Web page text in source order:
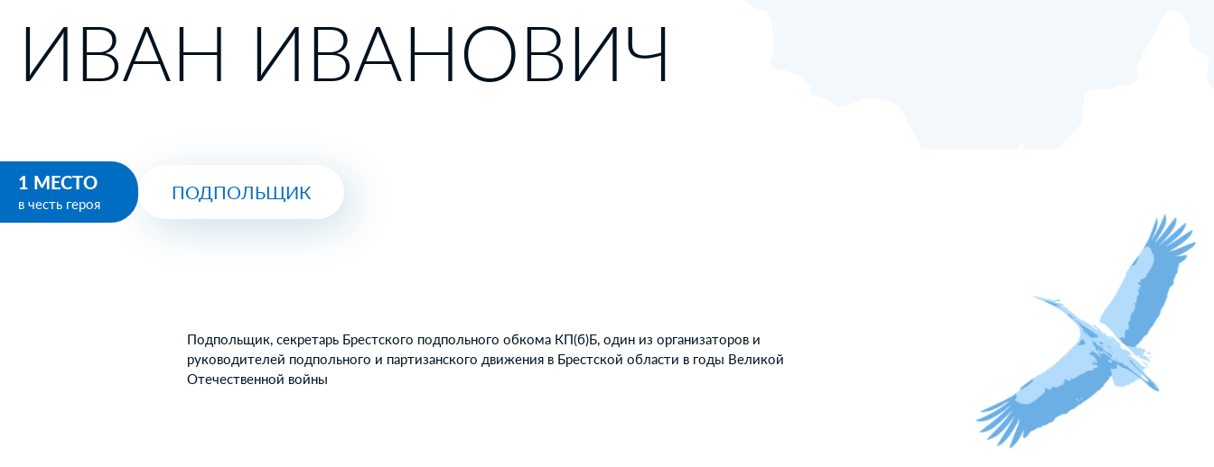
ИВАН ИВАНОВИЧ
1 МЕСТО
в честь героя
ПОДПОЛЬЩИК
Подпольщик, секретарь Брестского подпольного обкома КП(б)Б, один из организаторов и
руководителей подпольного и партизанского движения в Брестской области в годы Великой
Отечественной войны